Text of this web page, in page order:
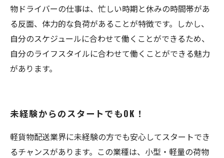
物ドライバーの仕事は、忙しい時期と休みの時間帯があ
る反面、体力的な負荷があることが特徴です。しかし、
自分のスケジュールに合わせて働くことができるため、
自分のライフスタイルに合わせて働くことができる魅力
があります。
未経験からのスタートでもOK！
軽貨物配送業界に未経験の方でも安心してスタートでき
るチャンスがあります。この業種は、小型・軽量の荷物